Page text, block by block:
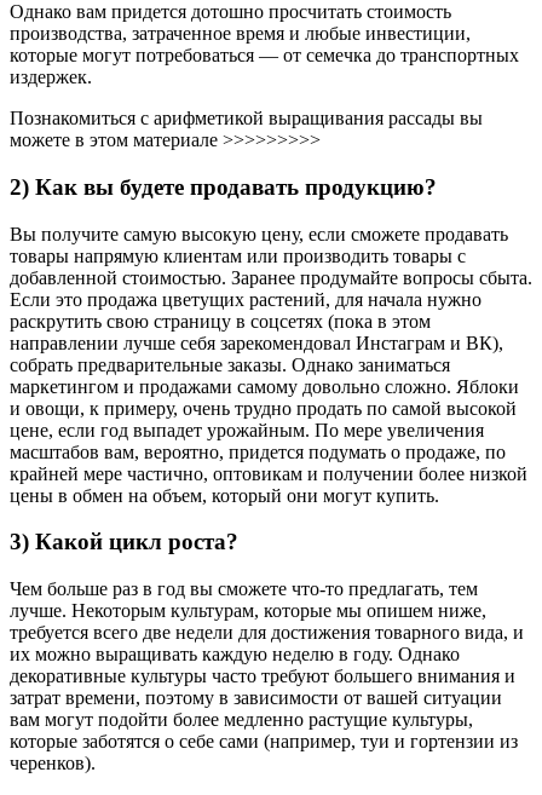
Однако вам придется дотошно просчитать стоимость
производства, затраченное время и любые инвестиции,
которые могут потребоваться — от семечка до транспортных
издержек.
Познакомиться с арифметикой выращивания рассады вы
можете в этом материале >>>>>>>>>
2) Как вы будете продавать продукцию?
Вы получите самую высокую цену, если сможете продавать
товары напрямую клиентам или производить товары с
добавленной стоимостью. Заранее продумайте вопросы сбыта.
Если это продажа цветущих растений, для начала нужно
раскрутить свою страницу в соцсетях (пока в этом
направлении лучше себя зарекомендовал Инстаграм и ВК),
собрать предварительные заказы. Однако заниматься
маркетингом и продажами самому довольно сложно. Яблоки
и овощи, к примеру, очень трудно продать по самой высокой
цене, если год выпадет урожайным. По мере увеличения
масштабов вам, вероятно, придется подумать о продаже, по
крайней мере частично, оптовикам и получении более низкой
цены в обмен на объем, который они могут купить.
3) Какой цикл роста?
Чем больше раз в год вы сможете что-то предлагать, тем
лучше. Некоторым культурам, которые мы опишем ниже,
требуется всего две недели для достижения товарного вида, и
их можно выращивать каждую неделю в году. Однако
декоративные культуры часто требуют большего внимания и
затрат времени, поэтому в зависимости от вашей ситуации
вам могут подойти более медленно растущие культуры,
которые заботятся о себе сами (например, туи и гортензии из
черенков).